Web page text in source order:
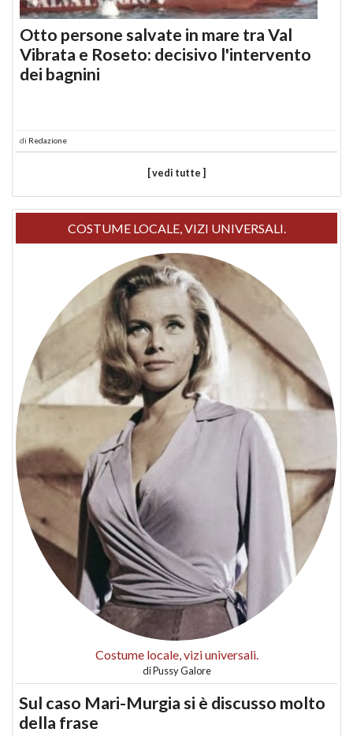
Otto persone salvate in mare tra Val
Vibrata e Roseto: decisivo l'intervento
dei bagnini
di Redazione
[ vedi tutte ]
COSTUME LOCALE, VIZI UNIVERSALI.
Costume locale, vizi universali.
diPussy Galore
Sul caso Mari-Murgia si è discusso molto
della frase